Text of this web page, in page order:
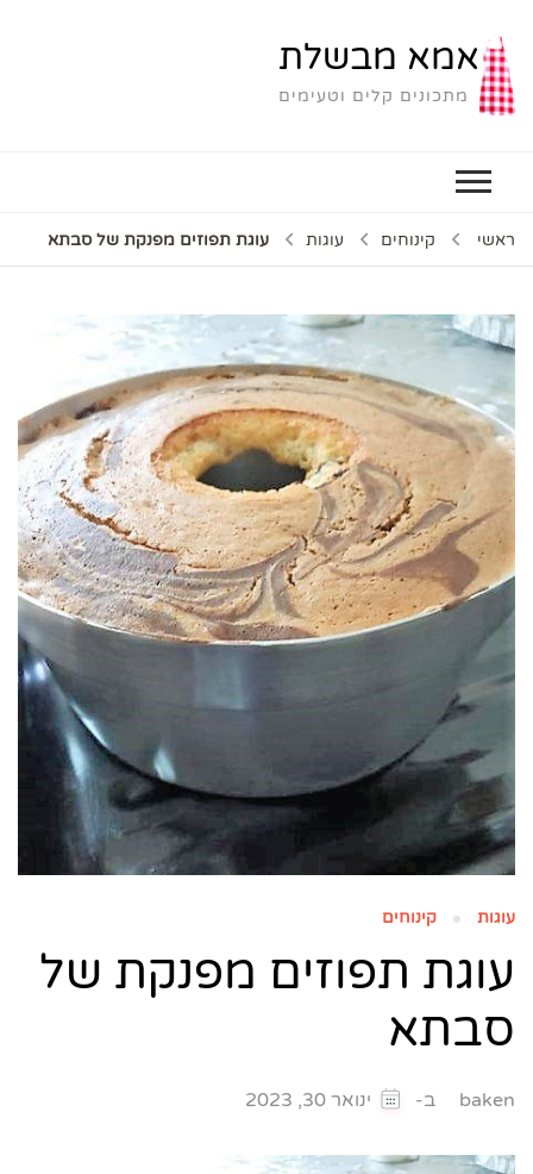
אמא מבשלת
מתכונים קלים וטעימים
ראשי קינוחים עוגות עוגת תפוזים מפנקת של סבתא
עוגות קינוחים
עוגת תפוזים מפנקת של
סבתא
baken ב- ינואר 30, 2023